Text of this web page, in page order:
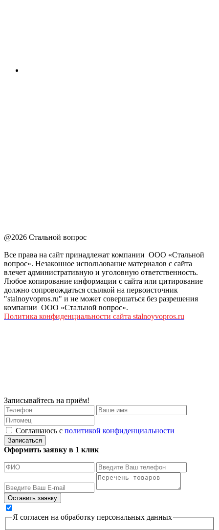
@2026 Стальной вопрос
Все права на сайт принадлежат компании ООО «Стальной
вопрос». Незаконное использование материалов с сайта
влечет административную и уголовную ответственность.
Любое копирование информации с сайта или цитирование
должно сопровождаться ссылкой на первоисточник
"stalnoyvopros.ru" и не может совершаться без разрешения
компании ООО «Стальной вопрос».
Политика конфиденциальности сайта stalnoyvopros.ru
Записывайтесь на приём!
Соглашаюсь с политикой конфиденциальности
Записаться
Оформить заявку в 1 клик
Я согласен на обработку персональных данных